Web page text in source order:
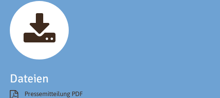
Dateien
Pressemitteilung PDF